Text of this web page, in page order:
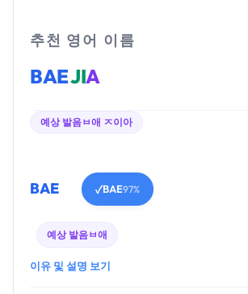
추천 영어 이름
BAEJIA
예상 발음ㅂ애 ㅈ이아
BAE ✓BAE97%
예상 발음ㅂ애
이유 및 설명 보기